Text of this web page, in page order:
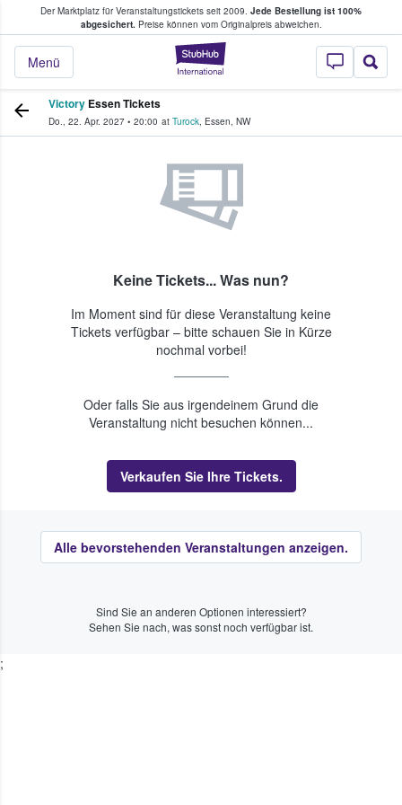
Der Marktplatz für Veranstaltungstickets seit 2009. Jede Bestellung ist 100%
abgesichert.Preise können vom Originalpreis abweichen.
StubHub - Wo
Menü
Tickets kaufen & verkaufen
Victory Essen Tickets
Do., 22. Apr. 2027 • 20:00 at Turock, Essen, NW
Keine Tickets... Was nun?
Im Moment sind für diese Veranstaltung keine
Tickets verfügbar – bitte schauen Sie in Kürze
nochmal vorbei!
Oder falls Sie aus irgendeinem Grund die
Veranstaltung nicht besuchen können...
Verkaufen Sie Ihre Tickets.
Alle bevorstehenden Veranstaltungen anzeigen.
Sind Sie an anderen Optionen interessiert?
Sehen Sie nach, was sonst noch verfügbar ist.
;